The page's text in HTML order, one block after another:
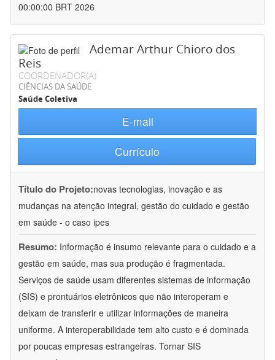
00:00:00 BRT 2026
Ademar Arthur Chioro dos
Reis
COORDENADOR(A)
CIÊNCIAS DA SAÚDE
Saúde Coletiva
E-mail
Currículo
Título do Projeto:novas tecnologias, inovação e as
mudanças na atenção integral, gestão do cuidado e gestão
em saúde - o caso ipes
Resumo: Informação é insumo relevante para o cuidado e a
gestão em saúde, mas sua produção é fragmentada.
Serviços de saúde usam diferentes sistemas de informação
(SIS) e prontuários eletrônicos que não interoperam e
deixam de transferir e utilizar informações de maneira
uniforme. A interoperabilidade tem alto custo e é dominada
por poucas empresas estrangeiras. Tornar SIS